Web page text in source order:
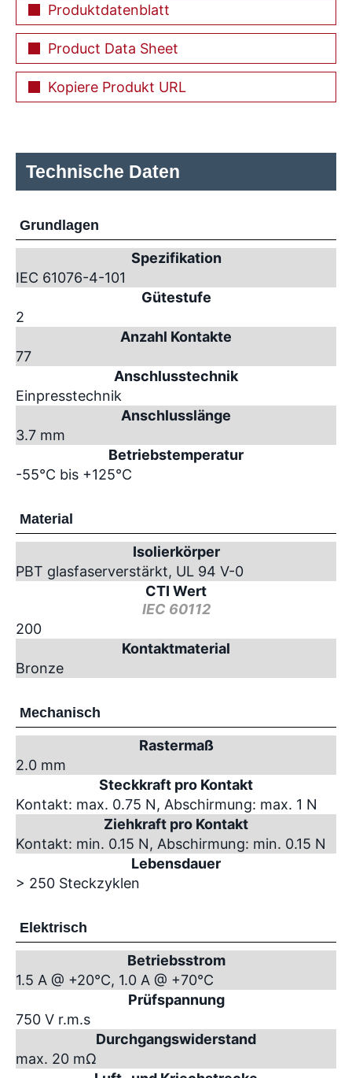
Produktdatenblatt
Product Data Sheet
Kopiere Produkt URL
Technische Daten
Grundlagen
Spezifikation
IEC 61076-4-101
Gütestufe
2
Anzahl Kontakte
77
Anschlusstechnik
Einpresstechnik
Anschlusslänge
3.7 mm
Betriebstemperatur
-55°C bis +125°C
Material
Isolierkörper
PBT glasfaserverstärkt, UL 94 V-0
CTI Wert
IEC 60112
200
Kontaktmaterial
Bronze
Mechanisch
Rastermaß
2.0 mm
Steckkraft pro Kontakt
Kontakt: max. 0.75 N, Abschirmung: max. 1 N
Ziehkraft pro Kontakt
Kontakt: min. 0.15 N, Abschirmung: min. 0.15 N
Lebensdauer
> 250 Steckzyklen
Elektrisch
Betriebsstrom
1.5 A @ +20°C, 1.0 A @ +70°C
Prüfspannung
750 V r.m.s
Durchgangswiderstand
max. 20 mΩ